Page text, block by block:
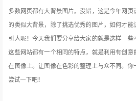
多数网页都有大背景图片。没错，这是今年网
的类似大背景，除了挑选优秀的图片，如何才
引人呢！今天我们要分享给大家的就是这样一些
这些网站都有一个相同的特点 ，就是利用有创意
在图像上。让图像在色彩的整理上与众不同。
尝试一下吧！